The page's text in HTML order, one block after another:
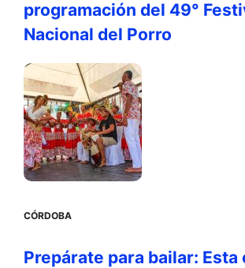
programación del 49°
Nacional del Porro
CÓRDOBA
Prepárate para bailar: Esta